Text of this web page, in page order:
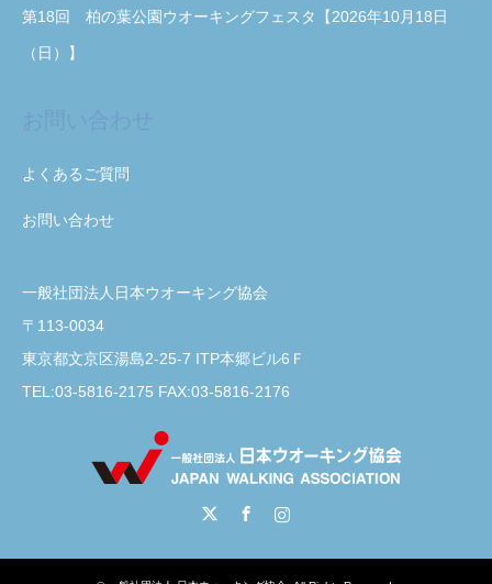
第18回 柏の葉公園ウオーキングフェスタ【2026年10月18日
（日）】
よくあるご質問
お問い合わせ
一般社団法人日本ウオーキング協会
〒113-0034
東京都文京区湯島2-25-7 ITP本郷ビル6Ｆ
TEL:03-5816-2175 FAX:03-5816-2176